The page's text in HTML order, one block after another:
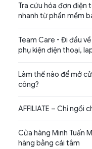
Tra cứu hóa đơn điện
nhanh từ phần mềm
Team Care - Đi đầu
phụ kiện điện thoại,
Làm thế nào để mở
công?
AFFILIATE – Chỉ ngồi
Cửa hàng Minh Tuấn
hàng bằng cái tâm